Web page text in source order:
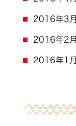
2016年3月
2016年2月
2016年1月